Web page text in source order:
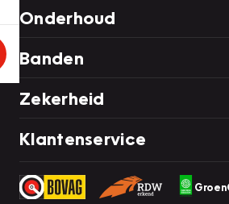
Onderhoud
Banden
Zekerheid
Klantenservice